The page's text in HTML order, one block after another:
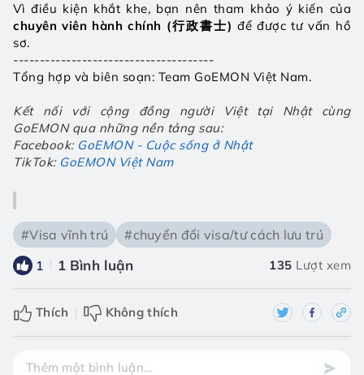
chuyên viên hành chính (行政書士) để được tư vấn hồ
sơ.
﻿--------------------------------------
Tổng hợp và biên soạn: Team GoEMON Việt Nam.
Kết nối với cộng đồng người Việt tại Nhật cùng
GoEMON qua những nền tảng sau:
Facebook: GoEMON - Cuộc sống ở Nhật
TikTok: GoEMON Việt Nam
#Visa vĩnh trú
#chuyển đổi visa/tư cách lưu trú
1
1 Bình luận 135 Lượt xem
Thích Không thích